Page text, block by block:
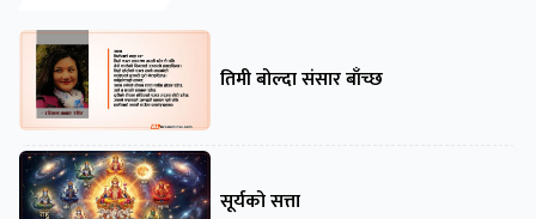
तिमी बोल्दा संसार बाँच्छ
सूर्यको सत्ता